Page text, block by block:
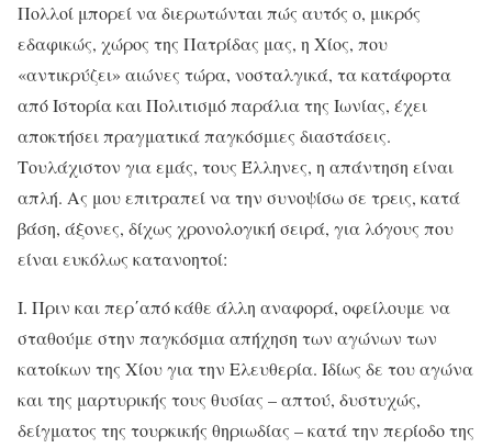
Πολλοί μπορεί να διερωτώνται πώς αυτός ο, μικρός
εδαφικώς, χώρος της Πατρίδας μας, η Χίος, που
«αντικρύζει» αιώνες τώρα, νοσταλγικά, τα κατάφορτα
από Ιστορία και Πολιτισμό παράλια της Ιωνίας, έχει
αποκτήσει πραγματικά παγκόσμιες διαστάσεις.
Τουλάχιστον για εμάς, τους Έλληνες, η απάντηση είναι
απλή. Ας μου επιτραπεί να την συνοψίσω σε τρεις, κατά
βάση, άξονες, δίχως χρονολογική σειρά, για λόγους που
είναι ευκόλως κατανοητοί:
Ι. Πριν και περ΄από κάθε άλλη αναφορά, οφείλουμε να
σταθούμε στην παγκόσμια απήχηση των αγώνων των
κατοίκων της Χίου για την Ελευθερία. Ιδίως δε του αγώνα
και της μαρτυρικής τους θυσίας – απτού, δυστυχώς,
δείγματος της τουρκικής θηριωδίας – κατά την περίοδο της